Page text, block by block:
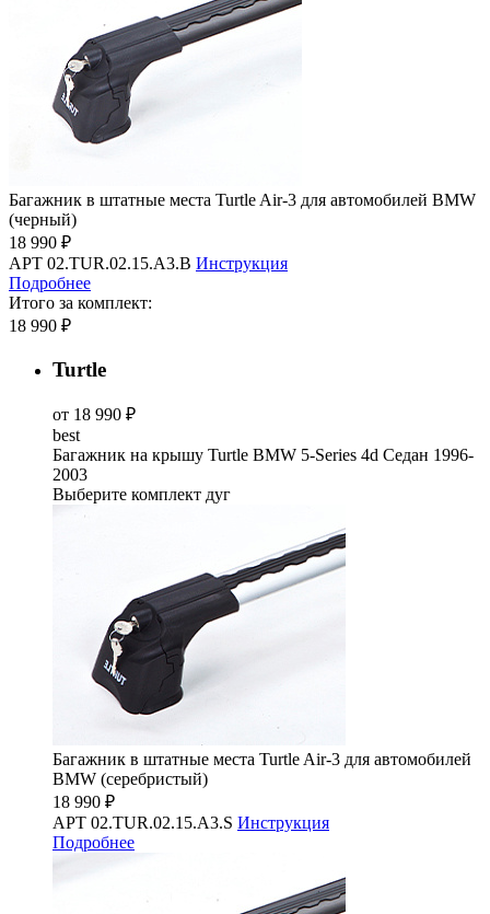
Багажник в штатные места Turtle Air-3 для автомобилей BMW
(черный)
18 990 ₽
АРТ 02.TUR.02.15.A3.B Инструкция
Подробнее
Итого за комплект:
18 990 ₽
Turtle
от 18 990 ₽
best
Багажник на крышу Turtle BMW 5-Series 4d Седан 1996-
2003
Выберите комплект дуг
Багажник в штатные места Turtle Air-3 для автомобилей
BMW (серебристый)
18 990 ₽
АРТ 02.TUR.02.15.A3.S Инструкция
Подробнее